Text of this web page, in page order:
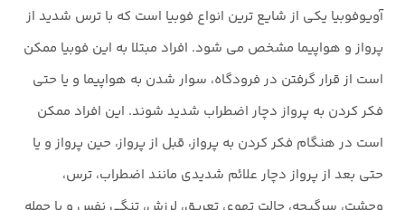
آویوفوبیا یکی از شایع ترین انواع فوبیا است که با ترس شدید از
پرواز و هواپیما مشخص می شود. افراد مبتلا به این فوبیا ممکن
است از قرار گرفتن در فرودگاه، سوار شدن به هواپیما و یا حتی
فکر کردن به پرواز دچار اضطراب شدید شوند. این افراد ممکن
است در هنگام فکر کردن به پرواز، قبل از پرواز، حین پرواز و یا
حتی بعد از پرواز دچار علائم شدیدی مانند اضطراب، ترس،